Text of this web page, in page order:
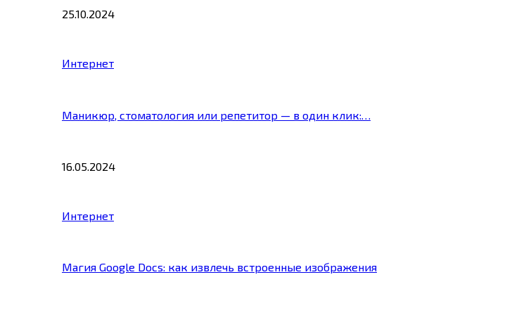
25.10.2024
Интернет
Маникюр, стоматология или репетитор — в один клик:…
16.05.2024
Интернет
Магия Google Docs: как извлечь встроенные изображения